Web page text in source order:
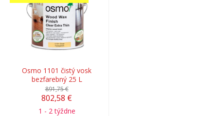
Osmo 1101 čistý vosk
bezfarebný 25 L
891,75 €
802,58 €
1 - 2 týždne